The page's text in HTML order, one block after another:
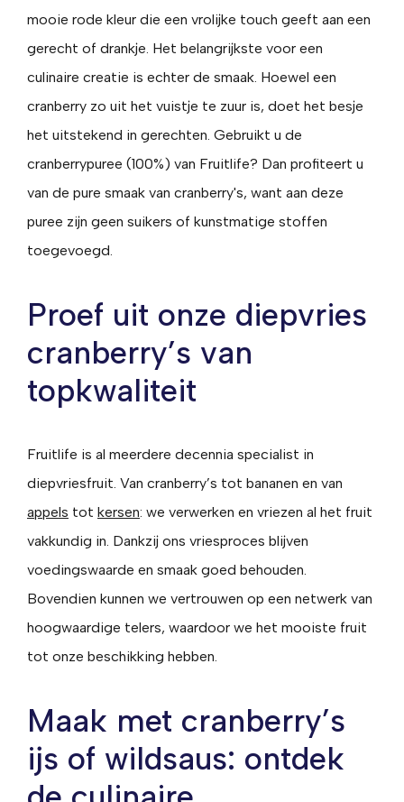
mooie rode kleur die een vrolijke touch geeft aan een
gerecht of drankje. Het belangrijkste voor een
culinaire creatie is echter de smaak. Hoewel een
cranberry zo uit het vuistje te zuur is, doet het besje
het uitstekend in gerechten. Gebruikt u de
cranberrypuree (100%) van Fruitlife? Dan profiteert u
van de pure smaak van cranberry's, want aan deze
puree zijn geen suikers of kunstmatige stoffen
toegevoegd.
Proef uit onze diepvries
cranberry’s van
topkwaliteit
Fruitlife is al meerdere decennia specialist in
diepvriesfruit. Van cranberry’s tot bananen en van
appels tot kersen: we verwerken en vriezen al het fruit
vakkundig in. Dankzij ons vriesproces blijven
voedingswaarde en smaak goed behouden.
Bovendien kunnen we vertrouwen op een netwerk van
hoogwaardige telers, waardoor we het mooiste fruit
tot onze beschikking hebben.
Maak met cranberry’s
ijs of wildsaus: ontdek